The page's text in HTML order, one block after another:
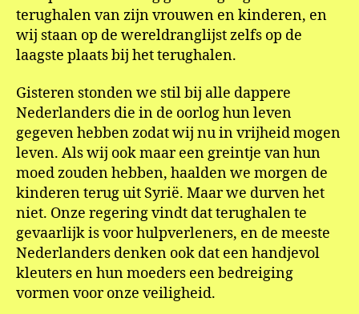
terughalen van zijn vrouwen en kinderen, en
wij staan op de wereldranglijst zelfs op de
laagste plaats bij het terughalen.
Gisteren stonden we stil bij alle dappere
Nederlanders die in de oorlog hun leven
gegeven hebben zodat wij nu in vrijheid mogen
leven. Als wij ook maar een greintje van hun
moed zouden hebben, haalden we morgen de
kinderen terug uit Syrië. Maar we durven het
niet. Onze regering vindt dat terughalen te
gevaarlijk is voor hulpverleners, en de meeste
Nederlanders denken ook dat een handjevol
kleuters en hun moeders een bedreiging
vormen voor onze veiligheid.